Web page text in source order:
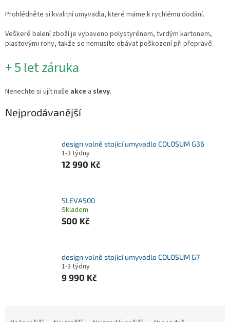
Prohlédněte si kvalitní umyvadla, které máme k rychlému dodání.
Veškeré balení zboží je vybaveno polystyrénem, tvrdým kartonem,
plastovými rohy, takže se nemusíte obávat poškození při přepravě.
+ 5 let záruka
Nenechte si ujít naše akce a slevy.
Nejprodávanější
design volně stojící umyvadlo COLOSUM G36
1-3 týdny
12 990 Kč
SLEVA500
Skladem
500 Kč
design volně stojící umyvadlo COLOSUM G7
1-3 týdny
9 990 Kč